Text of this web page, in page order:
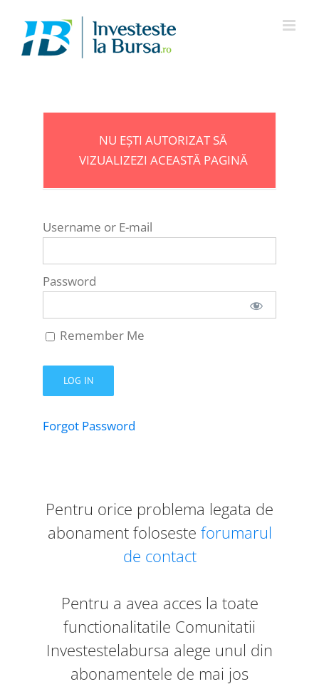
content
NU EȘTI AUTORIZAT SĂ
VIZUALIZEZI ACEASTĂ PAGINĂ
Username or E-mail
Password
Remember Me
Forgot Password
Pentru orice problema legata de
abonament foloseste forumarul
de contact
Pentru a avea acces la toate
functionalitatile Comunitatii
Investestelabursa alege unul din
abonamentele de mai jos